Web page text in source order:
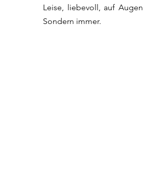
Leise, liebevoll, auf
Sondern immer.